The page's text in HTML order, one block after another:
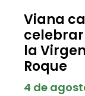
Viana
celebrar
la
Roque
4 de